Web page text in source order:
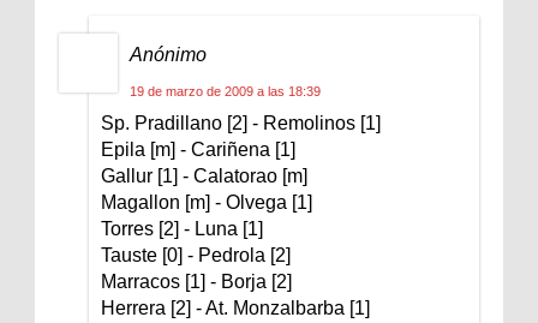
Anónimo
19 de marzo de 2009 a las 18:39
Sp. Pradillano [2] - Remolinos [1]
Epila [m] - Cariñena [1]
Gallur [1] - Calatorao [m]
Magallon [m] - Olvega [1]
Torres [2] - Luna [1]
Tauste [0] - Pedrola [2]
Marracos [1] - Borja [2]
Herrera [2] - At. Monzalbarba [1]